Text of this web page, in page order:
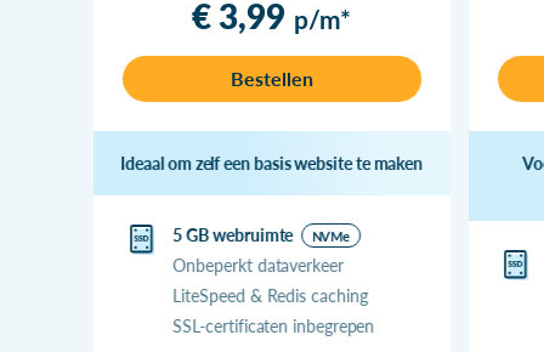
€ 3,99 p/m*
Bestellen
Ideaal om zelf een basis website te maken
5 GB webruimte NVMe
Onbeperkt dataverkeer
LiteSpeed & Redis caching
SSL-certificaten inbegrepen